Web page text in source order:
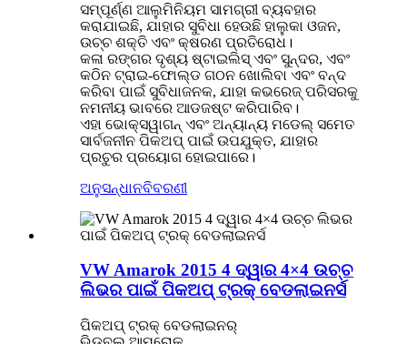
ସମ୍ପୂର୍ଣ୍ଣ ଆଲୁମିନିୟମ ସାମଗ୍ରୀ ବ୍ୟବହାର
କରାଯାଇଛି, ଯାହାର ସୁବିଧା ହେଉଛି ହାଲୁକା ଓଜନ,
ଉଚ୍ଚ ଶକ୍ତି ଏବଂ କ୍ଷରଣ ପ୍ରତିରୋଧ।
କଳା ରଙ୍ଗର ଦୃଶ୍ୟ ଷ୍ଟାଇଲିସ୍ ଏବଂ ସୁନ୍ଦର, ଏବଂ
କଠିନ ଟ୍ରାଇ-ଫୋଲ୍ଡ ଗଠନ ଖୋଲିବା ଏବଂ ବନ୍ଦ
କରିବା ପାଇଁ ସୁବିଧାଜନକ, ଯାହା କଭରେଜ୍ ପରିସରକୁ
ନମନୀୟ ଭାବରେ ଆଡଜଷ୍ଟ କରିପାରିବ।
ଏହା ଭୋକ୍ସୱାଗନ୍ ଏବଂ ଅନ୍ୟାନ୍ୟ ମଡେଲ୍ ସମେତ
ସାର୍ବଜନୀନ ପିକଅପ୍ ପାଇଁ ଉପଯୁକ୍ତ, ଯାହାର
ପ୍ରଚୁର ପ୍ରୟୋଗ ହୋଇପାରେ।
ଅନୁସନ୍ଧାନବିବରଣୀ
VW Amarok 2015 4 ଦ୍ୱାର 4×4 ଉଚ୍ଚ
ଲିଭର ପାଇଁ ପିକଅପ୍ ଟ୍ରକ୍ ବେଡଲାଇନର୍ସ
ପିକଅପ୍ ଟ୍ରକ୍ ବେଡଲାଇନର୍